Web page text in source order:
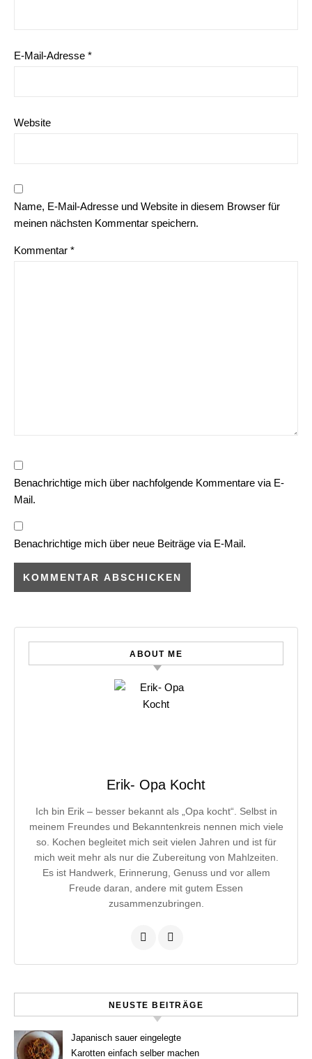
E-Mail-Adresse *
Website
Name, E-Mail-Adresse und Website in diesem Browser für
meinen nächsten Kommentar speichern.
Kommentar *
Benachrichtige mich über nachfolgende Kommentare via E-
Mail.
Benachrichtige mich über neue Beiträge via E-Mail.
ABOUT ME
Erik- Opa Kocht
Ich bin Erik – besser bekannt als „Opa kocht“. Selbst in
meinem Freundes und Bekanntenkreis nennen mich viele
so. Kochen begleitet mich seit vielen Jahren und ist für
mich weit mehr als nur die Zubereitung von Mahlzeiten.
Es ist Handwerk, Erinnerung, Genuss und vor allem
Freude daran, andere mit gutem Essen
zusammenzubringen.
NEUSTE BEITRÄGE
Japanisch sauer eingelegte
Karotten einfach selber machen